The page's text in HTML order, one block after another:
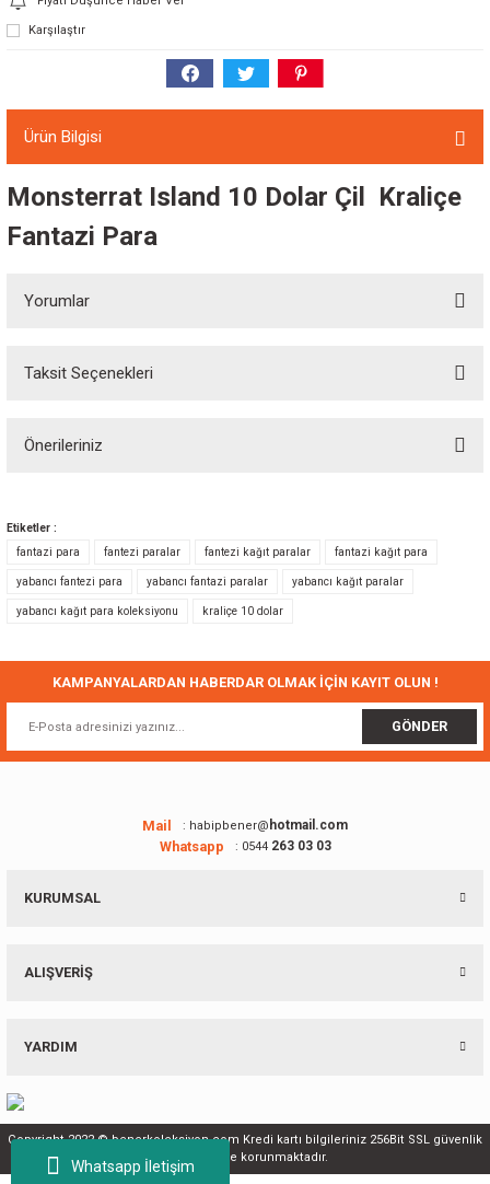
Whatsapp İletişim
Karşılaştır
Ürün Bilgisi
Monsterrat Island 10 Dolar Çil Kraliçe
Fantazi Para
Yorumlar
Taksit Seçenekleri
Önerileriniz
Görüş ve önerileriniz için teşekkür ederiz.
Ürün resmi kalitesiz, bozuk veya görüntülenemiyor.
Ürün bilgilerinde hatalar bulunuyor.
Ürün fiyatı diğer sitelerden daha pahalı.
Bu ürüne benzer farklı alternatifler olmalı.
Etiketler :
fantazi para
fantezi paralar fantezi kağıt paralar fantazi kağıt para
yabancı fantezi para yabancı fantazi paralar yabancı kağıt paralar
yabancı kağıt para koleksiyonu kraliçe 10 dolar
KAMPANYALARDAN HABERDAR OLMAK İÇİN KAYIT OLUN !
GÖNDER
Mail : habipbener@ hotmail.com
Whatsapp : 0544263 03 03
KURUMSAL
ALIŞVERİŞ
YARDIM
Copyright 2022 © benerkoleksiyon.com Kredi kartı bilgileriniz 256Bit SSL güvenlik
sertifikası ile korunmaktadır.